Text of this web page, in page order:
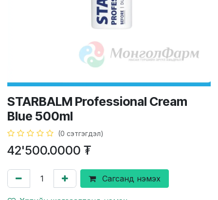
STARBALM Professional Cream
Blue 500ml
(0 сэтгэгдэл)
42'500.0000 ₮
Сагсанд нэмэх